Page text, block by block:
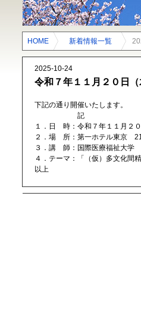
HOME 新着情報一覧
令和７年１１月２０日（木）【終
2025-10-24
令和７年１１月２０日
下記の通り開催いたします。
記
１．日 時：令和７年１１月２
２．場 所：第一ホテル東京
３．講 師：国際医療福祉大
４．テーマ：「（仮）多文化間
以上